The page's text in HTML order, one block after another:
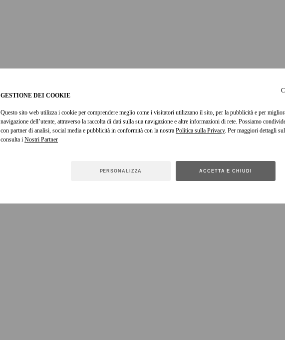
GESTIONE DEI COOKIE
Questo sito web utilizza i cookie per comprendere meglio come i visitatori utilizzano il sito, per la pubblicità e per
navigazione dell’utente, attraverso la raccolta di dati sulla sua navigazione e altre informazioni di rete. Possiamo
con partner di analisi, social media e pubblicità in conformità con la nostra Politica sulla Privacy. Per maggiori dettagli
consulta i
PERSONALIZZA ACCETTA E CHIUDI